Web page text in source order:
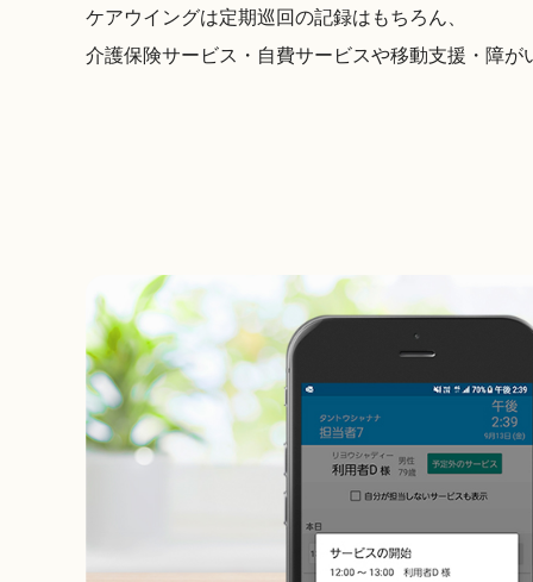
ケアウイングは定期巡回の記録はもちろん、
介護保険サービス・自費サービスや移動支援・障が